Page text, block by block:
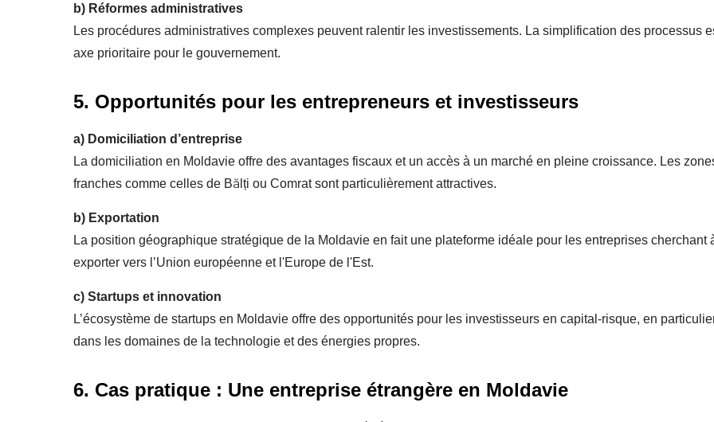
b) Réformes administratives
Les procédures administratives complexes peuvent ralentir les investissements. La simplification des processus
axe prioritaire pour le gouvernement.
5. Opportunités pour les entrepreneurs et investisseurs
a) Domiciliation d’entreprise
La domiciliation en Moldavie offre des avantages fiscaux et un accès à un marché en pleine croissance. Les
franches comme celles de Bălți ou Comrat sont particulièrement attractives.
b) Exportation
La position géographique stratégique de la Moldavie en fait une plateforme idéale pour les entreprises cherchant
exporter vers l’Union européenne et l'Europe de l'Est.
c) Startups et innovation
L’écosystème de startups en Moldavie offre des opportunités pour les investisseurs en capital-risque, en
dans les domaines de la technologie et des énergies propres.
6. Cas pratique : Une entreprise étrangère en Moldavie